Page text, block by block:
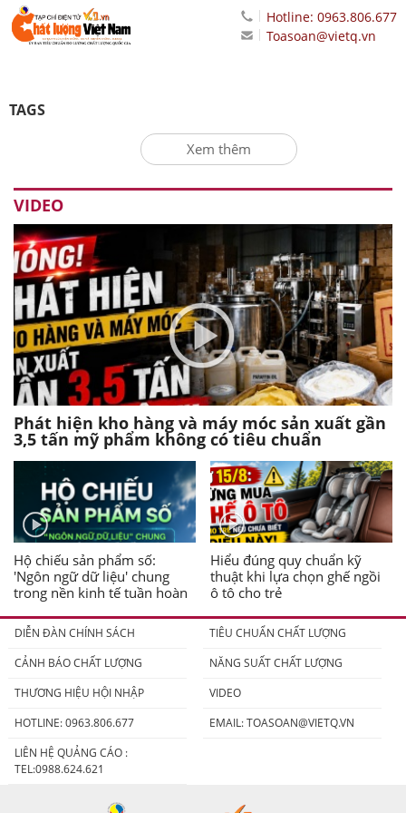
Hotline: 0963.806.677
Toasoan@vietq.vn
TAGS
Xem thêm
VIDEO
Phát hiện kho hàng và máy móc sản xuất gần
3,5 tấn mỹ phẩm không có tiêu chuẩn
Hộ chiếu sản phẩm số:
'Ngôn ngữ dữ liệu' chung
trong nền kinh tế tuần hoàn
Hiểu đúng quy chuẩn kỹ
thuật khi lựa chọn ghế ngồi
ô tô cho trẻ
DIỄN ĐÀN CHÍNH SÁCH
TIÊU CHUẨN CHẤT LƯỢNG
CẢNH BÁO CHẤT LƯỢNG
NĂNG SUẤT CHẤT LƯỢNG
THƯƠNG HIỆU HỘI NHẬP
VIDEO
HOTLINE: 0963.806.677
EMAIL:TOASOAN@VIETQ.VN
LIÊN HỆ QUẢNG CÁO :
TEL:0988.624.621